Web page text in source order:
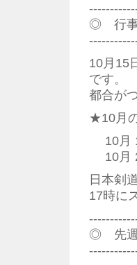
◎ 行事
10月15
です。
都合が
★10月
10月
10月
日本剣
17時に
◎ 先